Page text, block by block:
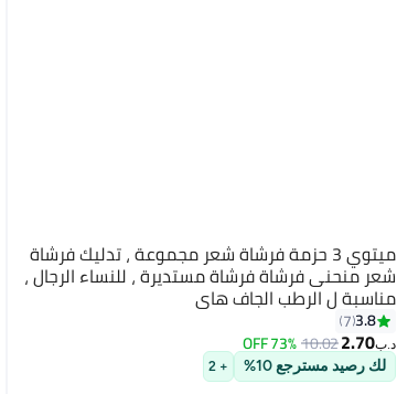
ميتوي 3 حزمة فرشاة شعر مجموعة ، تدليك فرشاة
شعر منحنى فرشاة فرشاة مستديرة ، للنساء الرجال ،
مناسبة ل الرطب الجاف هاي
3.8
7
د.ب‏2.70
10.02
73% OFF
لك رصيد مسترجع 10% + 2